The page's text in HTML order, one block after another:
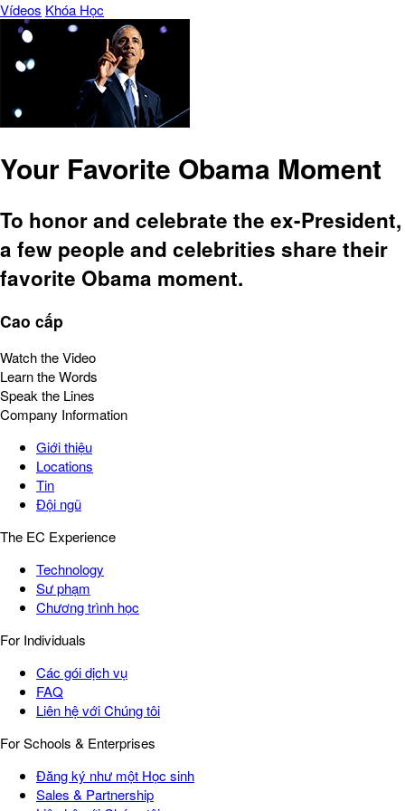
Vídeos Khóa Học
Your Favorite Obama Moment
To honor and celebrate the ex-President,
a few people and celebrities share their
favorite Obama moment.
Cao cấp
Watch the Video
Learn the Words
Speak the Lines
Company Information
Giới thiệu
Locations
Tin
Đội ngũ
The EC Experience
Technology
Sư phạm
Chương trình học
For Individuals
Các gói dịch vụ
FAQ
Liên hệ với Chúng tôi
For Schools & Enterprises
Đăng ký như một Học sinh
Sales & Partnership